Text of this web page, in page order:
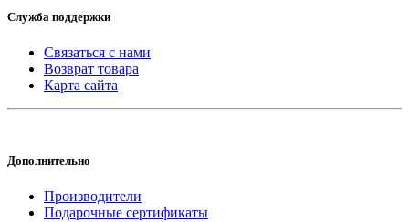
Служба поддержки
Связаться с нами
Возврат товара
Карта сайта
Дополнительно
Производители
Подарочные сертификаты